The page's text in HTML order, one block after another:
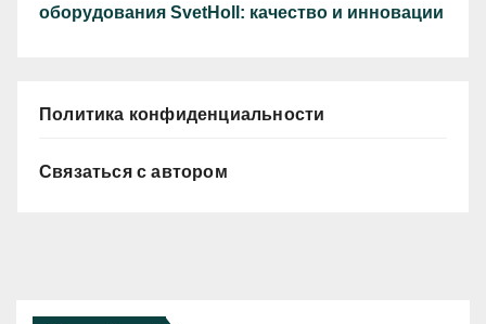
оборудования SvetHoll: качество и инновации
Политика конфиденциальности
Связаться с автором